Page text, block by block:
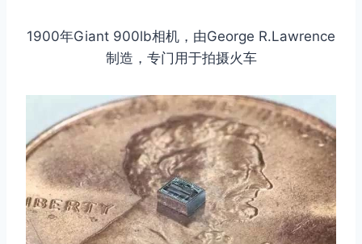
1900年Giant 900lb相机，由George R.Lawrence
制造，专门用于拍摄火车